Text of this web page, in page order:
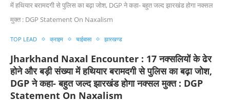
में हथियार बरामदगी से पुलिस का बढ़ा जोश, DGP ने कहा- बहुत जल्द झारखंड होगा नक्सल
मुक्त : DGP Statement On Naxalism
TOP LEAD क्राइम चाईबासा झारखण्ड
Jharkhand Naxal Encounter : 17 नक्सलियों के ढेर
होने और बड़ी संख्या में हथियार बरामदगी से पुलिस का बढ़ा जोश,
DGP ने कहा- बहुत जल्द झारखंड होगा नक्सल मुक्त : DGP
Statement On Naxalism